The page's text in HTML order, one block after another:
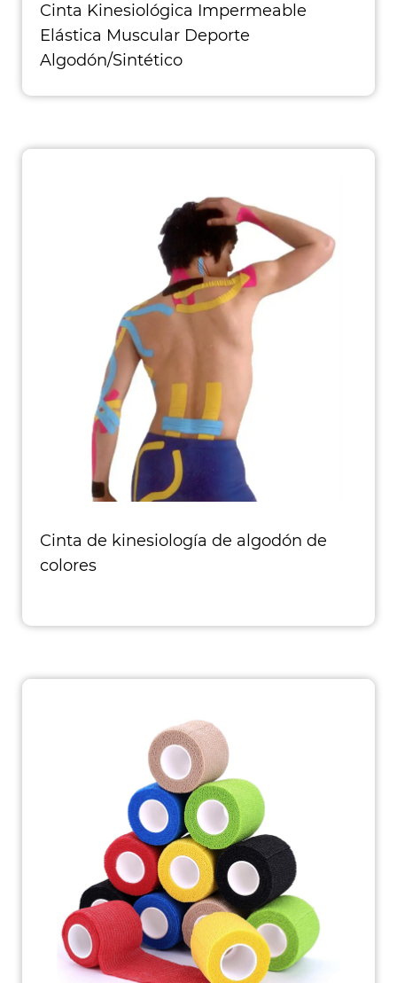
Cinta Kinesiológica Impermeable
Elástica Muscular Deporte
Algodón/Sintético
Cinta de kinesiología de algodón de
colores